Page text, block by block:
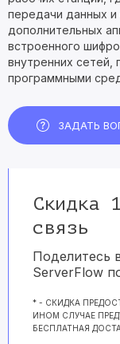
передачи данных и
дополнительных
встроенного
внутренних сетей,
программными
ЗАДАТЬ
Скидка
связь
Поделитесь
ServerFlow
* - СКИДКА
ИНОМ СЛУЧАЕ
БЕСПЛАТНАЯ